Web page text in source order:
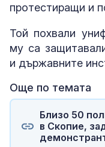
протестиращи и
Той похвали
му са
и държавните
Още по темата
Близо 50
в Скопие,